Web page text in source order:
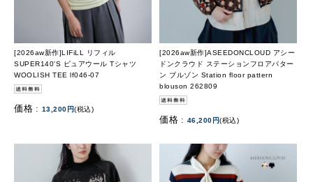
[2026aw新作]LIFiLL リフィル
SUPER140'S ピュアウール Tシャツ
WOOLISH TEE lf046-07
価格 : 13,200円(税込)
[2026aw新作]ASEEDONCLOUD アシー
ドンクラウド ステーションフロアパター
ン ブルゾン Station floor pattern
blouson 262809
価格 : 46,200円(税込)